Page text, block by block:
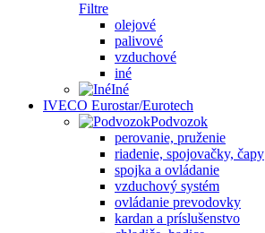
Filtre
olejové
palivové
vzduchové
iné
Iné
IVECO Eurostar/Eurotech
Podvozok
perovanie, pruženie
riadenie, spojovačky, čapy
spojka a ovládanie
vzduchový systém
ovládanie prevodovky
kardan a príslušenstvo